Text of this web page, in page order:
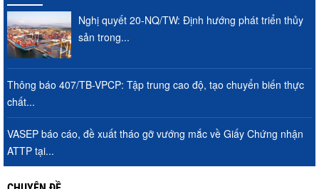
Nghị quyết 20-NQ/TW: Định hướng phát triển thủy
sản trong...
Thông báo 407/TB-VPCP: Tập trung cao độ, tạo chuyển biến thực
chất...
VASEP báo cáo, đề xuất tháo gỡ vướng mắc về Giấy Chứng nhận
ATTP tại...